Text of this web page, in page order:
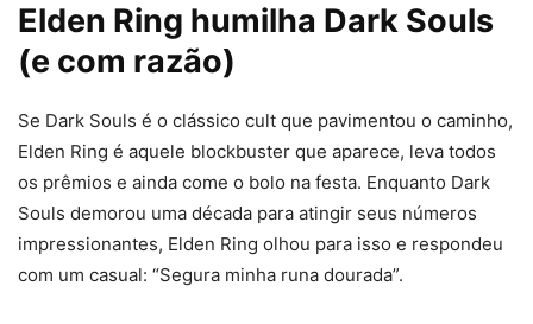
Elden Ring humilha Dark Souls
(e com razão)
Se Dark Souls é o clássico cult que pavimentou o caminho,
Elden Ring é aquele blockbuster que aparece, leva todos
os prêmios e ainda come o bolo na festa. Enquanto Dark
Souls demorou uma década para atingir seus números
impressionantes, Elden Ring olhou para isso e respondeu
com um casual: “Segura minha runa dourada”.